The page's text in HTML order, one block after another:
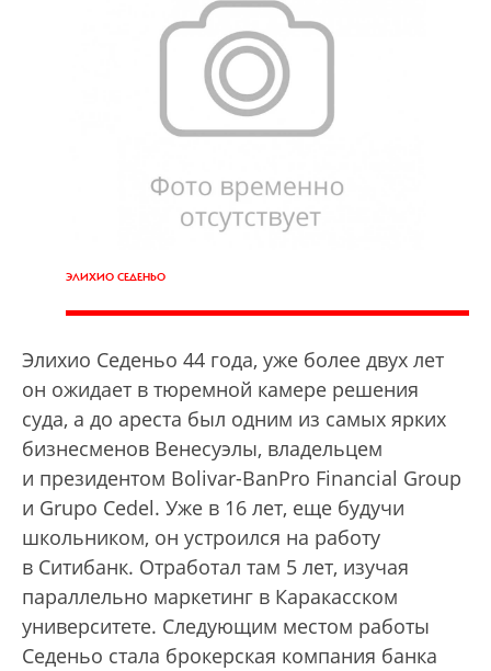
ЭЛИХИО СЕДЕНЬО
Элихио Седеньо 44 года, уже более двух лет
он ожидает в тюремной камере решения
суда, а до ареста был одним из самых ярких
бизнесменов Венесуэлы, владельцем
и президентом Bolivar-BanPro Financial Group
и Grupo Cedel. Уже в 16 лет, еще будучи
школьником, он устроился на работу
в Ситибанк. Отработал там 5 лет, изучая
параллельно маркетинг в Каракасском
университете. Следующим местом работы
Седеньо стала брокерская компания банка